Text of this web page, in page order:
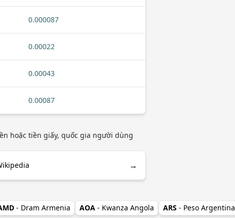
0.000087
0.00022
0.00043
0.00087
hoặc tiền giấy, quốc gia người dùng
→
- Dram Armenia AOA - Kwanza Angola ARS - Peso Argentina